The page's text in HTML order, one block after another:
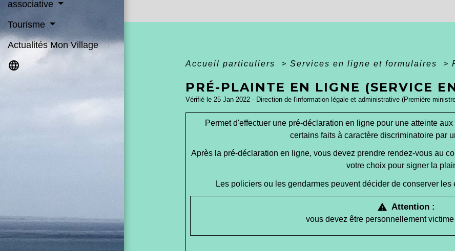
associative
Tourisme
Actualités Mon Village
language Accueil particuliers > Services en ligne et formulaires >
PRÉ-PLAINTE EN LIGNE (SERVICE
Vérifié le 25 Jan 2022 - Direction de l'information légale et administrative (Première
Permet d'effectuer une pré-déclaration en ligne pour une atteinte
certains faits à caractère discriminatoire par
Après la pré-déclaration en ligne, vous devez prendre rendez-vous au
votre choix pour signer la
Les policiers ou les gendarmes peuvent décider de conserver
warning Attention :
vous devez être personnellement